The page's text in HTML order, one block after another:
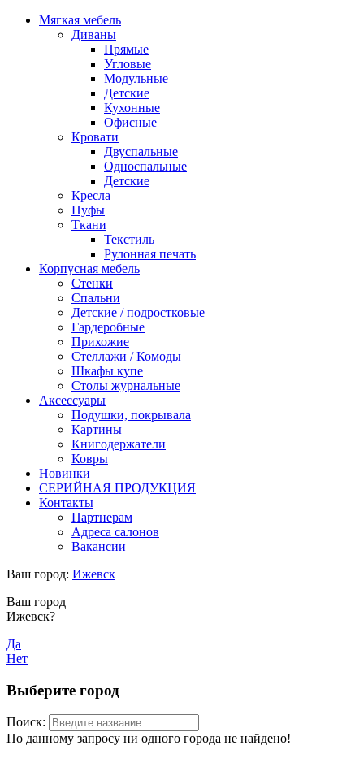
Мягкая мебель
Диваны
Прямые
Угловые
Модульные
Детские
Кухонные
Офисные
Кровати
Двуспальные
Односпальные
Детские
Кресла
Пуфы
Ткани
Текстиль
Рулонная печать
Корпусная мебель
Стенки
Спальни
Детские / подростковые
Гардеробные
Прихожие
Стеллажи / Комоды
Шкафы купе
Столы журнальные
Аксессуары
Подушки, покрывала
Картины
Книгодержатели
Ковры
Новинки
СЕРИЙНАЯ ПРОДУКЦИЯ
Контакты
Партнерам
Адреса салонов
Вакансии
Ваш город: Ижевск
Ваш город
Ижевск?
Да
Нет
Выберите город
Поиск:
По данному запросу ни одного города не найдено!